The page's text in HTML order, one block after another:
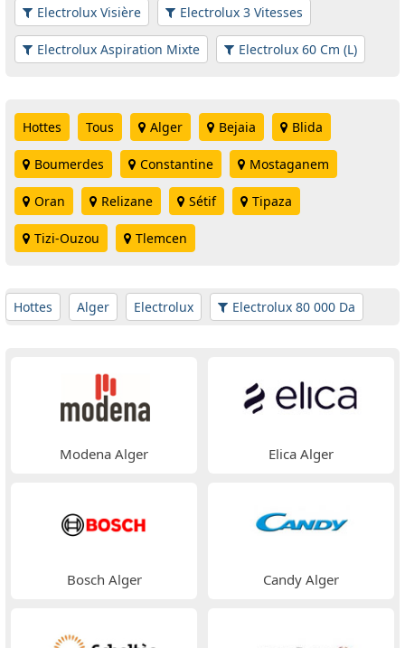
Electrolux Visière Electrolux 3 Vitesses
Electrolux Aspiration Mixte Electrolux 60 Cm (L)
Hottes Tous Alger Bejaia Blida
Boumerdes Constantine Mostaganem
Oran Relizane Sétif Tipaza
Tizi-Ouzou Tlemcen
Hottes Alger Electrolux Electrolux 80 000 Da
Modena Alger Elica Alger
Bosch Alger Candy Alger